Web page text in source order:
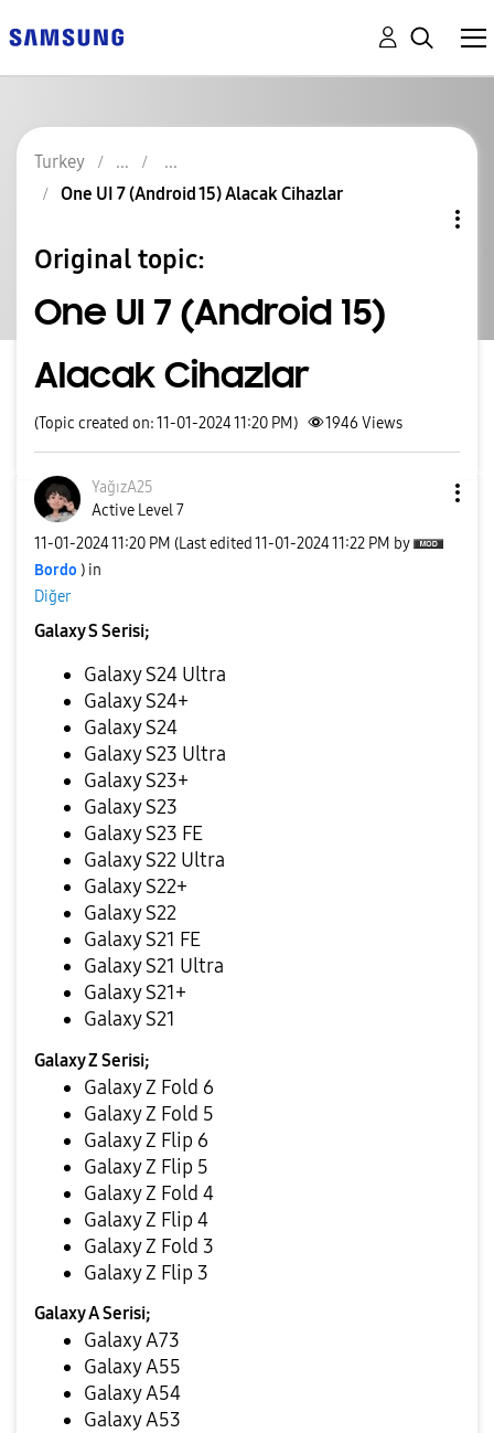
Turkey
One UI 7 (Android 15) Alacak Cihazlar
Original topic:
One UI 7 (Android 15)
Alacak Cihazlar
(Topic created on: 11-01-2024 11:20 PM) 1946 Views
YağızA25
Active Level 7
‎11-01-202411:20 PM (Last edited ‎11-01-202411:22 PM by
Bordo ) in
Diğer
Galaxy S Serisi;
Galaxy S24 Ultra
Galaxy S24+
Galaxy S24
Galaxy S23 Ultra
Galaxy S23+
Galaxy S23
Galaxy S23 FE
Galaxy S22 Ultra
Galaxy S22+
Galaxy S22
Galaxy S21 FE
Galaxy S21 Ultra
Galaxy S21+
Galaxy S21
Galaxy Z Serisi;
Galaxy Z Fold 6
Galaxy Z Fold 5
Galaxy Z Flip 6
Galaxy Z Flip 5
Galaxy Z Fold 4
Galaxy Z Flip 4
Galaxy Z Fold 3
Galaxy Z Flip 3
Galaxy A Serisi;
Galaxy A73
Galaxy A55
Galaxy A54
Galaxy A53